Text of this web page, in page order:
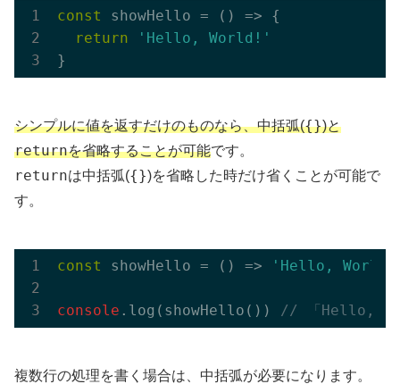
const showHello = () => {
return
'Hello, World!'
シンプルに値を返すだけのものなら、中括弧({})と
returnを省略することが可能です。
returnは中括弧({})を省略した時だけ省くことが可能で
す。
const showHello = () => 'Hello,
console .log(showHello()) // 「Hello,
複数行の処理を書く場合は、中括弧が必要になります。